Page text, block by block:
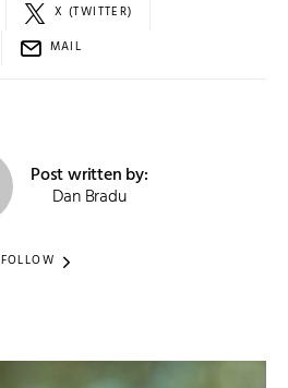
X (TWITTER)
MAIL
Post written by:
Dan Bradu
FOLLOW